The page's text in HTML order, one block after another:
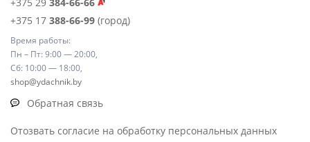
+375 17 388-66-99 (город)
Время работы:
Пн – Пт: 9:00 — 20:00,
Сб: 10:00 — 18:00,
shop@ydachnik.by
Обратная связь
Отозвать согласие на обработку персональных данных